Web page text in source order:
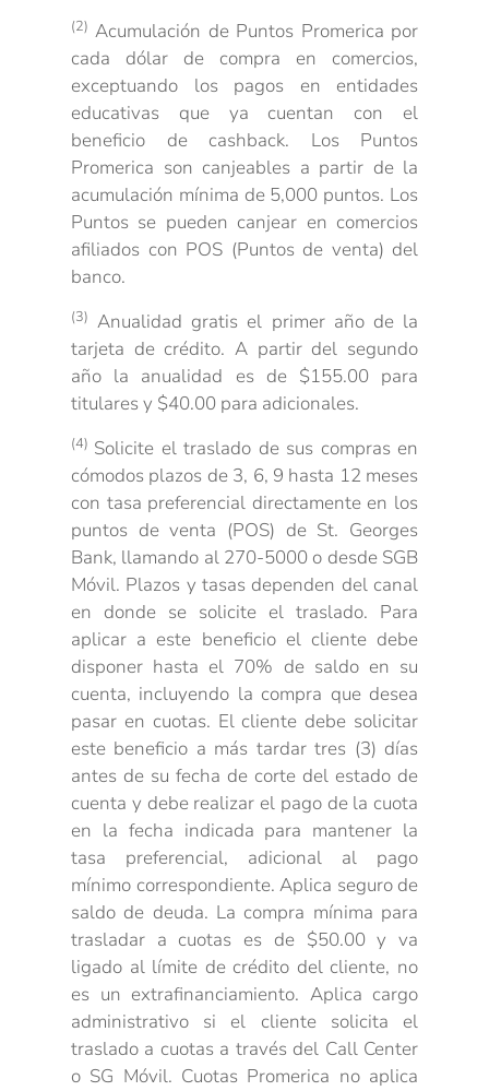
(2) Acumulación de Puntos Promerica por
cada dólar de compra en comercios,
exceptuando los pagos en entidades
educativas que ya cuentan con el
beneficio de cashback. Los Puntos
Promerica son canjeables a partir de la
acumulación mínima de 5,000 puntos. Los
Puntos se pueden canjear en comercios
afiliados con POS (Puntos de venta) del
banco.
(3) Anualidad gratis el primer año de la
tarjeta de crédito. A partir del segundo
año la anualidad es de $155.00 para
titulares y $40.00 para adicionales.
(4) Solicite el traslado de sus compras en
cómodos plazos de 3, 6, 9 hasta 12 meses
con tasa preferencial directamente en los
puntos de venta (POS) de St. Georges
Bank, llamando al 270-5000 o desde SGB
Móvil. Plazos y tasas dependen del canal
en donde se solicite el traslado. Para
aplicar a este beneficio el cliente debe
disponer hasta el 70% de saldo en su
cuenta, incluyendo la compra que desea
pasar en cuotas. El cliente debe solicitar
este beneficio a más tardar tres (3) días
antes de su fecha de corte del estado de
cuenta y debe realizar el pago de la cuota
en la fecha indicada para mantener la
tasa preferencial, adicional al pago
mínimo correspondiente. Aplica seguro de
saldo de deuda. La compra mínima para
trasladar a cuotas es de $50.00 y va
ligado al límite de crédito del cliente, no
es un extrafinanciamiento. Aplica cargo
administrativo si el cliente solicita el
traslado a cuotas a través del Call Center
o SG Móvil. Cuotas Promerica no aplica